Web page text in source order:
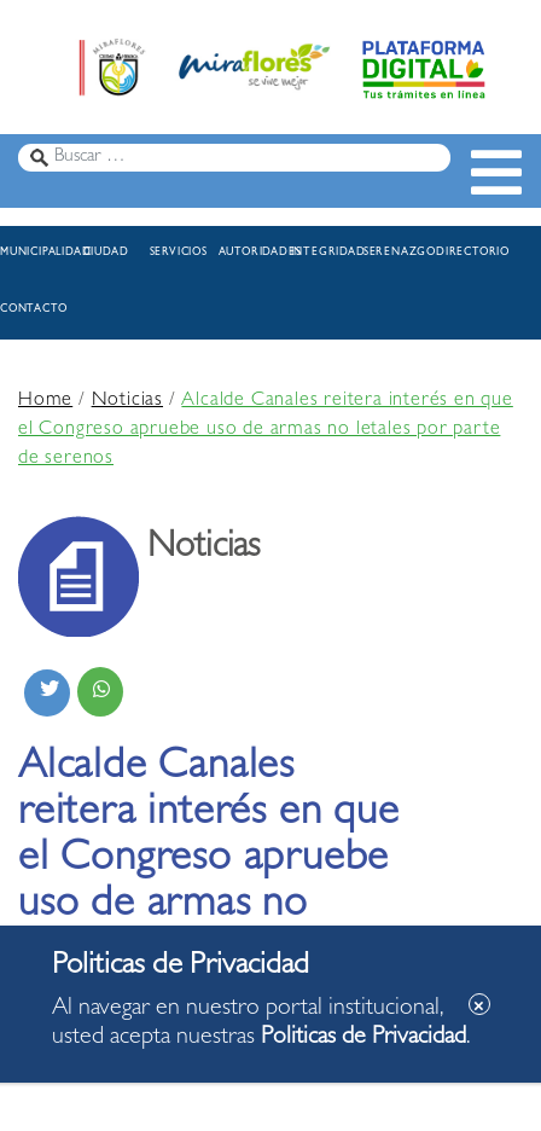
MUNICIPALIDADCIUDAD SERVICIOS AUTORIDADESINTEGRIDADSERENAZGODIRECTORIO
CONTACTO
Home/Noticias /Alcalde Canales reitera interés en que
el Congreso apruebe uso de armas no letales por parte
de serenos
Noticias
Alcalde Canales
reitera interés en que
el Congreso apruebe
uso de armas no
letales por parte de
serenos
Al navegar en nuestro portal institucional,
usted acepta nuestras Politicas de Privacidad.